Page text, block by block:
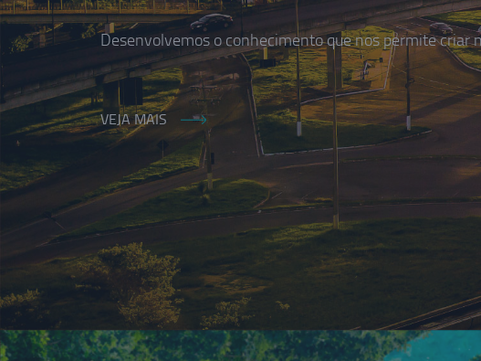
Desenvolvemos o conhecimento que nos permite criar
VEJA MAIS